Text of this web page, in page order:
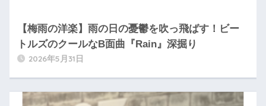
【梅雨の洋楽】雨の日の憂鬱を吹っ飛ばす！ビー
トルズのクールなB面曲『Rain』深掘り
2026年5月31日